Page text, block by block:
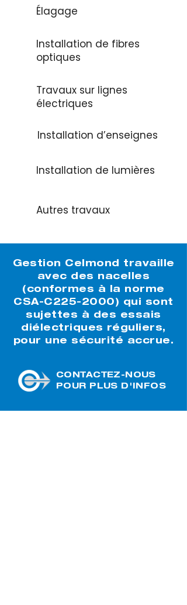
Élagage
Installation de fibres
optiques
Travaux sur lignes
électriques
Installation d’enseignes
Installation de lumières
Autres travaux
Gestion Celmond travaille
avec des nacelles
(conformes à la norme
CSA-C225-2000) qui sont
sujettes à des essais
diélectriques réguliers,
pour une sécurité accrue.
CONTACTEZ-NOUS
POUR PLUS D'INFOS